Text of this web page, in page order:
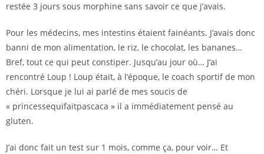
restée 3 jours sous morphine sans savoir ce que j’avais.
Pour les médecins, mes intestins étaient fainéants. J’avais donc
banni de mon alimentation, le riz, le chocolat, les bananes…
Bref, tout ce qui peut constiper. Jusqu’au jour où… J’ai
rencontré Loup ! Loup était, à l’époque, le coach sportif de mon
chéri. Lorsque je lui ai parlé de mes soucis de
« princessequifaitpascaca » il a immédiatement pensé au
gluten.
J’ai donc fait un test sur 1 mois, comme ça, pour voir… Et